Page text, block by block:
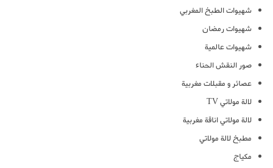
شهيوات الطبخ المغربي
شهيوات رمضان
شهيوات عالمية
صور النقش الحناء
عصائر و مقبلات مغربية
لالة مولاتي TV
لالة مولاتي اناقة مغربية
مطبخ لالة مولاتي
مكياج